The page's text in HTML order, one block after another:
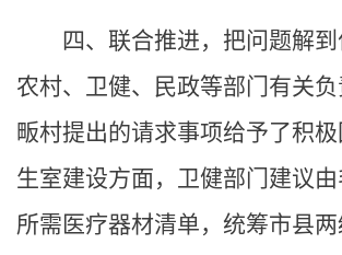
四、联合推进，把问题解
农村、卫健、民政等部门有关
畈村提出的请求事项给予了积
生室建设方面，卫健部门建议
所需医疗器材清单，统筹市县